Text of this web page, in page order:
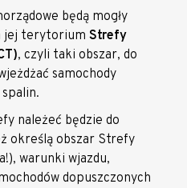
będą mogły
jej terytoriumStrefy
, czyli taki obszar, do
samochody
należeć będzie do
określą obszar Strefy
warunki wjazdu,
dopuszczonych